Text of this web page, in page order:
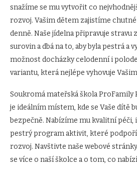
snažíme se mu vytvořit co
rozvoj. Vašim dětem zajistíme
denně. Naše jídelna připravuje stravu
surovin a dbá na to, aby byla pestrá a
možnost docházky celodenní i
variantu, která nejlépe vyhovuje
Soukromá mateřská škola ProFamily
je ideálním místem, kde se Vaše dítě
bezpečně. Nabízíme mu kvalitní péči,
pestrý program aktivit, které
rozvoj. Navštivte naše webové
se více o naší školce a o tom, co